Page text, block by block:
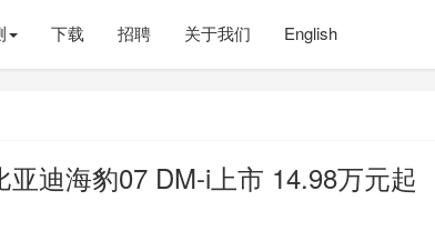
下载 招聘 关于我们 English
迪海豹07 DM-i上市 14.98万元起